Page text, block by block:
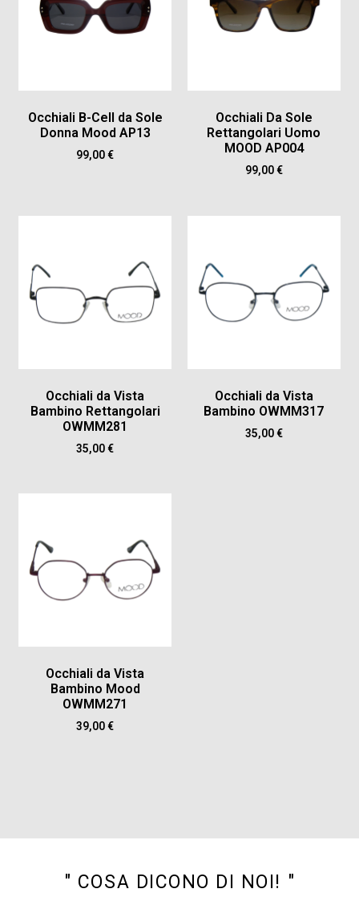
Occhiali B-Cell da Sole
Donna Mood AP13
99,00€
Occhiali Da Sole
Rettangolari Uomo
MOOD AP004
99,00€
Occhiali da Vista
Bambino Rettangolari
OWMM281
35,00€
Occhiali da Vista
Bambino OWMM317
35,00€
Occhiali da Vista
Bambino Mood
OWMM271
39,00€
" COSA DICONO DI NOI! "